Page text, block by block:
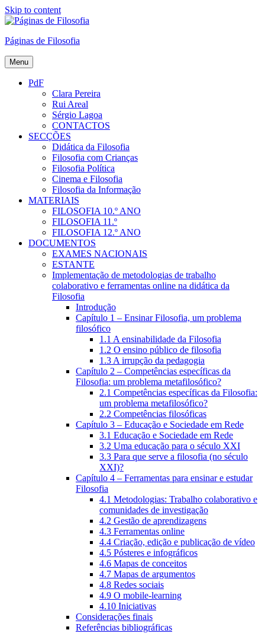
Skip to content
Páginas de Filosofia
Menu
PdF
Clara Pereira
Rui Areal
Sérgio Lagoa
CONTACTOS
SECÇÕES
Didática da Filosofia
Filosofia com Crianças
Filosofia Política
Cinema e Filosofia
Filosofia da Informação
MATERIAIS
FILOSOFIA 10.º ANO
FILOSOFIA 11.º
FILOSOFIA 12.º ANO
DOCUMENTOS
EXAMES NACIONAIS
ESTANTE
Implementação de metodologias de trabalho
colaborativo e ferramentas online na didática da
Filosofia
Introdução
Capítulo 1 – Ensinar Filosofia, um problema
filosófico
1.1 A ensinabilidade da Filosofia
1.2 O ensino público de filosofia
1.3 A irrupção da pedagogia
Capítulo 2 – Competências específicas da
Filosofia: um problema metafilosófico?
2.1 Competências específicas da Filosofia:
um problema metafilosófico?
2.2 Competências filosóficas
Capítulo 3 – Educação e Sociedade em Rede
3.1 Educação e Sociedade em Rede
3.2 Uma educação para o século XXI
3.3 Para que serve a filosofia (no século
XXI)?
Capítulo 4 – Ferramentas para ensinar e estudar
Filosofia
4.1 Metodologias: Trabalho colaborativo e
comunidades de investigação
4.2 Gestão de aprendizagens
4.3 Ferramentas online
4.4 Criação, edição e publicação de vídeo
4.5 Pósteres e infográficos
4.6 Mapas de conceitos
4.7 Mapas de argumentos
4.8 Redes sociais
4.9 O mobile-learning
4.10 Iniciativas
Considerações finais
Referências bibliográficas